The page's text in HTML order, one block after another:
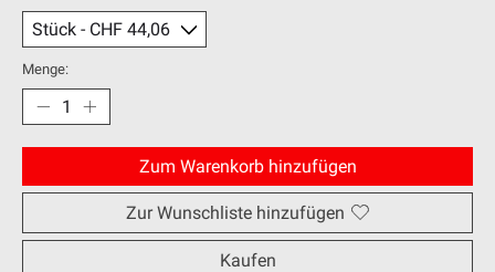
Menge:
Zum Warenkorb hinzufügen
Zur Wunschliste hinzufügen
Kaufen